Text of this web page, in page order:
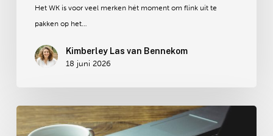
Het WK is voor veel merken hét moment om flink uit te
pakken op het…
Kimberley Las van Bennekom
18 juni 2026
Nieuwsbrieven:
achterhaald